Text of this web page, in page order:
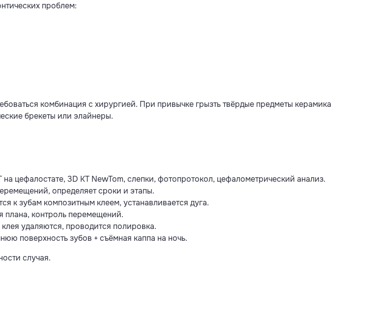
проблем:
комбинация с хирургией. При привычке грызть твёрдые предметы керамика
брекеты или элайнеры.
на цефалостате, 3D КТ NewTom, слепки, фотопротокол, цефалометрический анализ.
определяет сроки и этапы.
к зубам композитным клеем, устанавливается дуга.
плана, контроль перемещений.
удаляются, проводится полировка.
поверхность зубов + съёмная каппа на ночь.
случая.